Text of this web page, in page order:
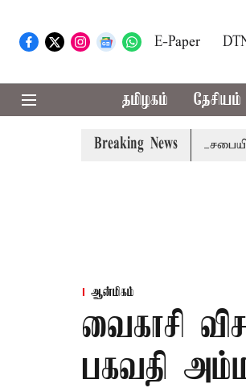
E-Paper
தமிழகம் தேசியம்
Breaking News
தடுமாற்றமா? சட்டசபையில்
ஆன்மிகம்
வைகாசி
பகவதி